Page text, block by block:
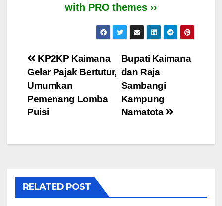
with PRO themes ››
Post
navigation
Bupati Kaimana
dan Raja
Sambangi
Kampung
Namatota
KP2KP Kaimana
Gelar Pajak Bertutur,
Umumkan
Pemenang Lomba
Puisi
RELATED POST